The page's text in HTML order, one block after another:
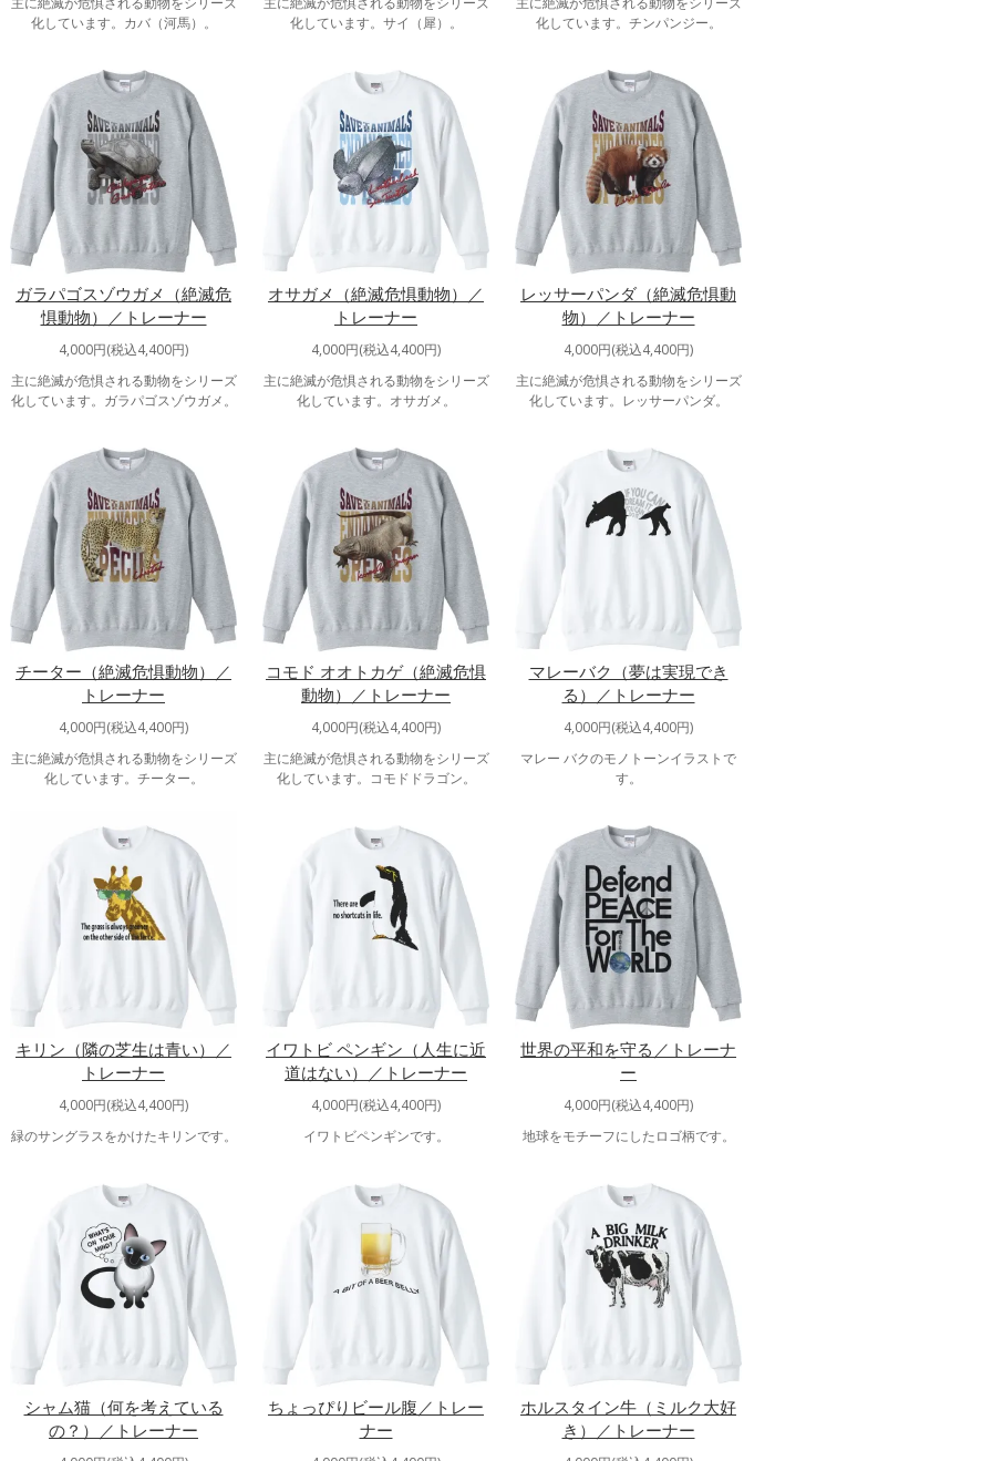
化しています。カバ（河馬）。
化しています。サイ（犀）。
化しています。チンパンジー。
ガラパゴスゾウガメ（絶滅危
惧動物）／トレーナー
4,000円(税込4,400円)
主に絶滅が危惧される動物をシリーズ
化しています。ガラパゴスゾウガメ。
オサガメ（絶滅危惧動物）／
トレーナー
4,000円(税込4,400円)
主に絶滅が危惧される動物をシリーズ
化しています。オサガメ。
レッサーパンダ（絶滅危惧動
物）／トレーナー
4,000円(税込4,400円)
主に絶滅が危惧される動物をシリーズ
化しています。レッサーパンダ。
チーター（絶滅危惧動物）／
トレーナー
4,000円(税込4,400円)
主に絶滅が危惧される動物をシリーズ
化しています。チーター。
コモド オオトカゲ（絶滅危惧
動物）／トレーナー
4,000円(税込4,400円)
主に絶滅が危惧される動物をシリーズ
化しています。コモドドラゴン。
マレーバク（夢は実現でき
る）／トレーナー
4,000円(税込4,400円)
マレー バクのモノトーンイラストで
す。
キリン（隣の芝生は青い）／
トレーナー
4,000円(税込4,400円)
緑のサングラスをかけたキリンです。
イワトビ ペンギン（人生に近
道はない）／トレーナー
4,000円(税込4,400円)
イワトビペンギンです。
世界の平和を守る／トレーナ
ー
4,000円(税込4,400円)
地球をモチーフにしたロゴ柄です。
シャム猫（何を考えている
の？）／トレーナー
ちょっぴりビール腹／トレー
ナー
ホルスタイン牛（ミルク大好
き）／トレーナー